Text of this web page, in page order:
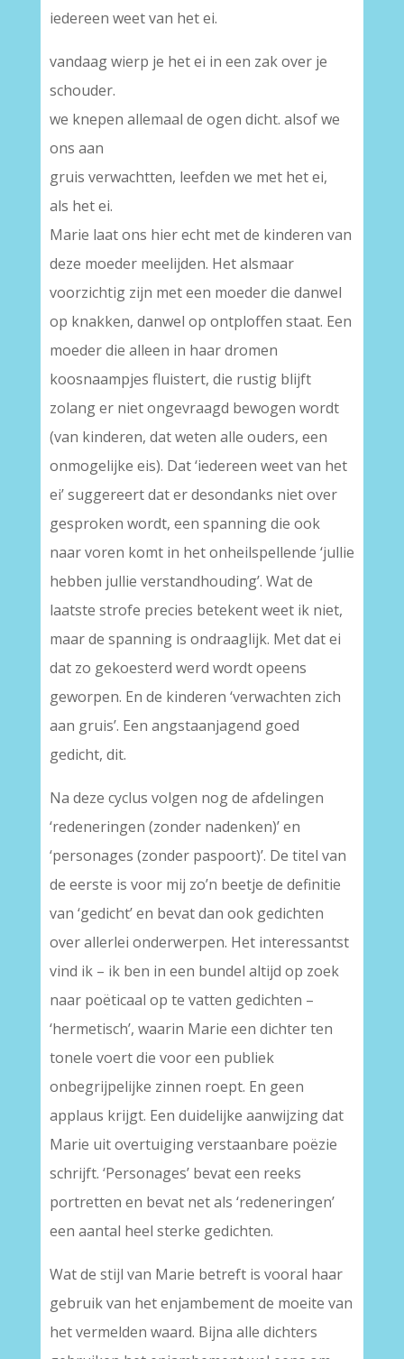
iedereen weet van het ei.
vandaag wierp je het ei in een zak over je
schouder.
we knepen allemaal de ogen dicht. alsof we
ons aan
gruis verwachtten, leefden we met het ei,
als het ei.
Marie laat ons hier echt met de kinderen van
deze moeder meelijden. Het alsmaar
voorzichtig zijn met een moeder die danwel
op knakken, danwel op ontploffen staat. Een
moeder die alleen in haar dromen
koosnaampjes fluistert, die rustig blijft
zolang er niet ongevraagd bewogen wordt
(van kinderen, dat weten alle ouders, een
onmogelijke eis). Dat ‘iedereen weet van het
ei’ suggereert dat er desondanks niet over
gesproken wordt, een spanning die ook
naar voren komt in het onheilspellende ‘jullie
hebben jullie verstandhouding’. Wat de
laatste strofe precies betekent weet ik niet,
maar de spanning is ondraaglijk. Met dat ei
dat zo gekoesterd werd wordt opeens
geworpen. En de kinderen ‘verwachten zich
aan gruis’. Een angstaanjagend goed
gedicht, dit.
Na deze cyclus volgen nog de afdelingen
‘redeneringen (zonder nadenken)’ en
‘personages (zonder paspoort)’. De titel van
de eerste is voor mij zo’n beetje de definitie
van ‘gedicht’ en bevat dan ook gedichten
over allerlei onderwerpen. Het interessantst
vind ik – ik ben in een bundel altijd op zoek
naar poëticaal op te vatten gedichten –
‘hermetisch’, waarin Marie een dichter ten
tonele voert die voor een publiek
onbegrijpelijke zinnen roept. En geen
applaus krijgt. Een duidelijke aanwijzing dat
Marie uit overtuiging verstaanbare poëzie
schrijft. ‘Personages’ bevat een reeks
portretten en bevat net als ‘redeneringen’
een aantal heel sterke gedichten.
Wat de stijl van Marie betreft is vooral haar
gebruik van het enjambement de moeite van
het vermelden waard. Bijna alle dichters